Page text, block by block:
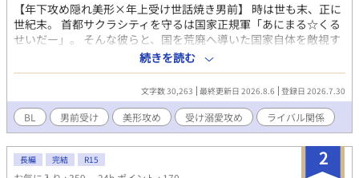
【年下攻め隠れ美形×年上受け世話焼き男前】 時は世も末、正に
世紀末。 首都サクラシティを守るは国家正規軍「あにまる☆くる
せいだー」。 そんな彼らと、国を荒廃へ導いた国家自体を敵視す
るは地下活動を続ける革命軍「黒荊隊」。 「悪の手先め、待たな
いか！！」 国家正規軍「あにまる☆くるせいだー」所属の着ぐる
みワンコヒーロー、アキ大尉(?歳)。 「あの着ぐるみ裂いたら、ど
んな中味が飛び出すんだろうな」 革命軍「黒荊隊」副隊長、桐島
(31歳)。 「まさかおじょーさんが中身だったとはな」 「……お嬢
さん？ 僕は……お嬢さんじゃない、男だ……」 「お前、着ぐる
み脱ぐと性格変わるのか？」 敵対関係にあるハズな二人のドタバ
タはちゃめちゃ恋愛劇場。 ▲表紙はAI素材をお借りしています／
続きを読む
文字数 30,263 最終更新日 2026.8.6 登録日 2026.7.30
BL 男前受け 美形攻め 受け溺愛攻め ライバル関係
2
長編 完結 R15